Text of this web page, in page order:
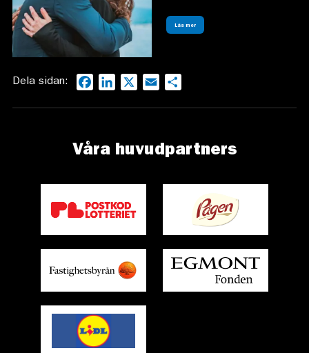
Läs mer
Dela sidan: FacebookLinkedIn Email
Våra huvudpartners